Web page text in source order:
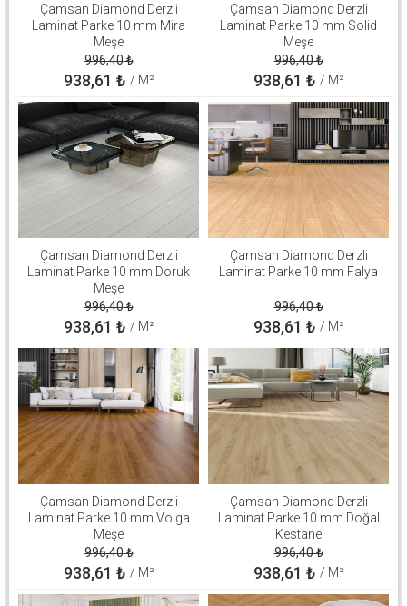
Çamsan Diamond Derzli
Laminat Parke 10 mm Mira
Meşe
996,40₺
938,61 ₺ / M²
Çamsan Diamond Derzli
Laminat Parke 10 mm Solid
Meşe
996,40₺
938,61 ₺ / M²
Çamsan Diamond Derzli
Laminat Parke 10 mm Doruk
Meşe
996,40₺
938,61 ₺ / M²
Çamsan Diamond Derzli
Laminat Parke 10 mm Falya
996,40₺
938,61 ₺ / M²
Çamsan Diamond Derzli
Laminat Parke 10 mm Volga
Meşe
996,40₺
938,61 ₺ / M²
Çamsan Diamond Derzli
Laminat Parke 10 mm Doğal
Kestane
996,40₺
938,61 ₺ / M²